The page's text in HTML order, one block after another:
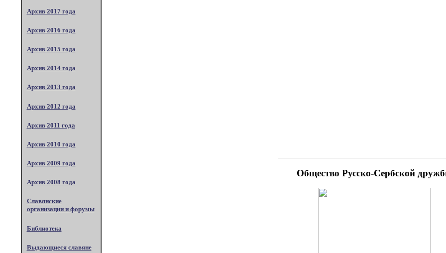
Архив 2017 года
Архив 2016 года
Архив 2015 года
Архив 2014 года
Архив 2013 года
Архив 2012 года
Архив 2011 года
Архив 2010 года
Архив 2009 года
Архив 2008 года
Славянские
организации и форумы
Библиотека
Выдающиеся славяне
Общество Русско-Сербской